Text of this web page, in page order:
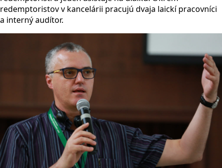
redemptoristov v kancelárii pracujú dvaja laickí pracovníci
a interný audítor.